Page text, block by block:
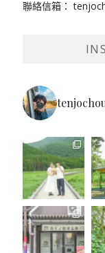
聯絡信箱：